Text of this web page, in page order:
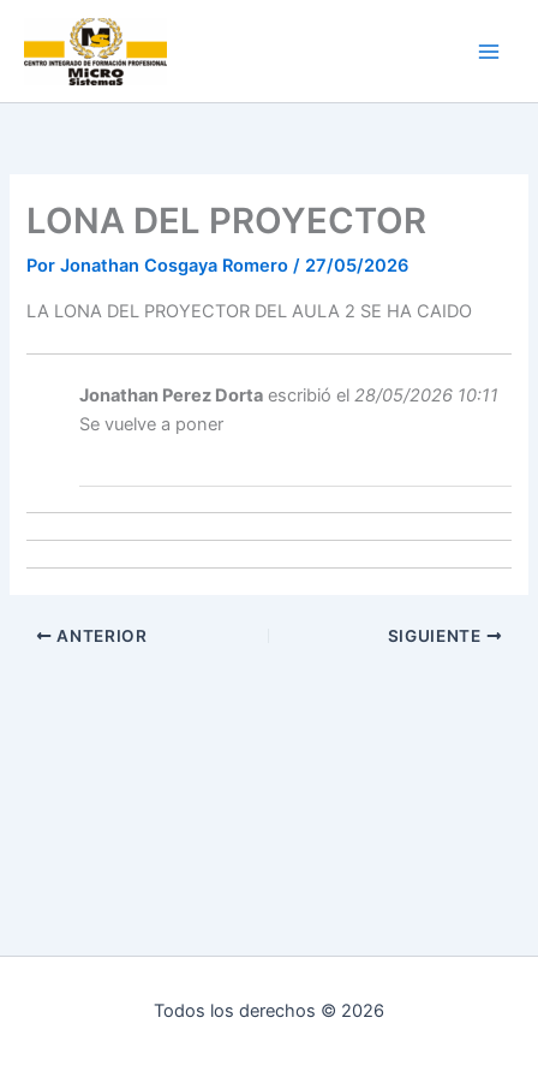
contenido
LONA DEL PROYECTOR
PorJonathan Cosgaya Romero/ 27/05/2026
LA LONA DEL PROYECTOR DEL AULA 2 SE HA CAIDO
Jonathan Perez Dorta escribió el28/05/2026 10:11
Se vuelve a poner
ANTERIOR SIGUIENTE
Todos los derechos © 2026